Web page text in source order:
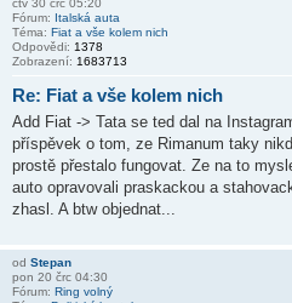
Fórum: Italská auta
Téma: Fiat a vše kolem nich
Odpovědi: 1378
Zobrazení: 1683713
Re: Fiat a vše kolem nich
Add Fiat -> Tata se ted dal na
příspěvek o tom, ze Rimanum taky
prostě přestalo fungovat. Ze na to
auto opravovali praskackou a
zhasl. A btw objednat...
od Stepan
pon 20 črc 04:30
Fórum: Ring volný